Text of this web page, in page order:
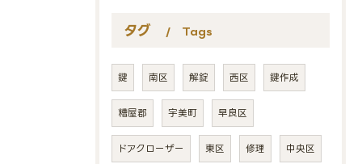
タグ Tags
鍵 南区 解錠 西区 鍵作成
糟屋郡 宇美町 早良区
ドアクローザー 東区 修理 中央区